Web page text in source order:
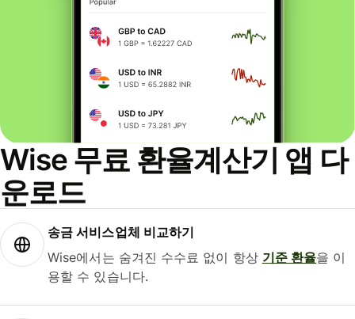
Wise 무료 환율계산기 앱 다
운로드
송금 서비스업체 비교하기
Wise에서는 숨겨진 수수료 없이 항상 기준 환율을 이
용할 수 있습니다.